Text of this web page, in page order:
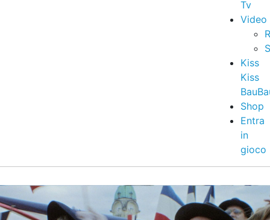
Tv
Video
Kiss
Kiss
Shop
Entra
in
gioco